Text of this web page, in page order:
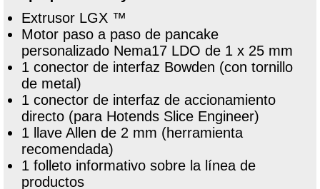
Extrusor LGX ™
Motor paso a paso de pancake
personalizado Nema17 LDO de 1 x 25 mm
1 conector de interfaz Bowden (con tornillo
de metal)
1 conector de interfaz de accionamiento
directo (para Hotends Slice Engineer)
1 llave Allen de 2 mm (herramienta
recomendada)
1 folleto informativo sobre la línea de
productos